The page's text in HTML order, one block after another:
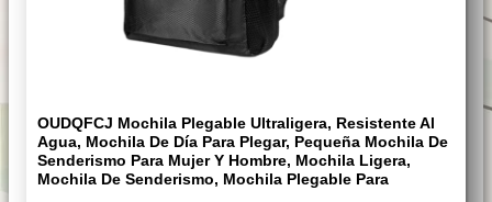
OUDQFCJ Mochila Plegable Ultraligera, Resistente Al
Agua, Mochila De Día Para Plegar, Pequeña Mochila De
Senderismo Para Mujer Y Hombre, Mochila Ligera,
Mochila De Senderismo, Mochila Plegable Para